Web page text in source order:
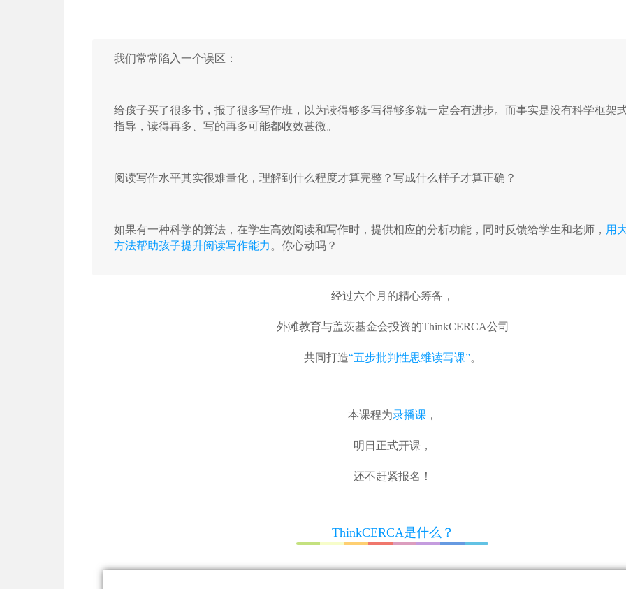
我们常常陷入一个误区：
给孩子买了很多书，报了很多写作班，以为读得够多写得够多就一定会有进步。而事实是没有科学框架
指导，读得再多、写的再多可能都收效甚微。
阅读写作水平其实很难量化，理解到什么程度才算完整？写成什么样子才算正确？
如果有一种科学的算法，在学生高效阅读和写作时，提供相应的分析功能，同时反馈给学生和老师， 用
方法帮助孩子提升阅读写作能力 。 你心动吗？
经过六个月的精心筹备，
外滩教育与盖茨基金会投资的ThinkCERCA公司
共同打造“五步批判性思维读写课”。
本课程为录播课 ，
明日正式开课，
还不赶紧报名！
ThinkCERCA是什么？